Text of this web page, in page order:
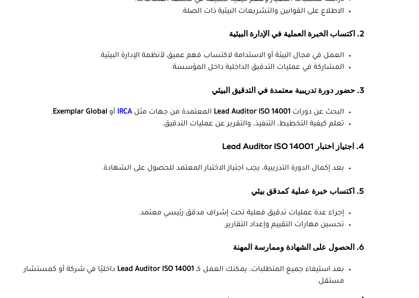
الاطلاع على القوانين والتشريعات البيئية ذات الصلة.
2. اكتساب الخبرة العملية في الإدارة البيئية
العمل في مجال البيئة أو الاستدامة لاكتساب فهم عميق لأنظمة الإدارة البيئية.
المشاركة في عمليات التدقيق الداخلية داخل المؤسسة.
3. حضور دورة تدريبية معتمدة في التدقيق البيئي
البحث عن دورات Lead Auditor ISO 14001 المعتمدة من جهات مثل IRCA أو Exemplar Global
.
تعلم كيفية التخطيط، التنفيذ، والتقرير عن عمليات التدقيق.
4. اجتياز اختبار Lead Auditor ISO 14001
بعد إكمال الدورة التدريبية، يجب اجتياز الاختبار المعتمد للحصول على الشهادة.
5. اكتساب خبرة عملية كمدقق بيئي
إجراء عدة عمليات تدقيق فعلية تحت إشراف مدقق رئيسي معتمد.
تحسين مهارات التقييم وإعداد التقارير.
6. الحصول على الشهادة وممارسة المهنة
بعد استيفاء جميع المتطلبات، يمكنك العمل كـ Lead Auditor ISO 14001 داخليًا في شركة أو كمستشار
مستقل.